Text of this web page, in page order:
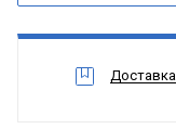
Доставка